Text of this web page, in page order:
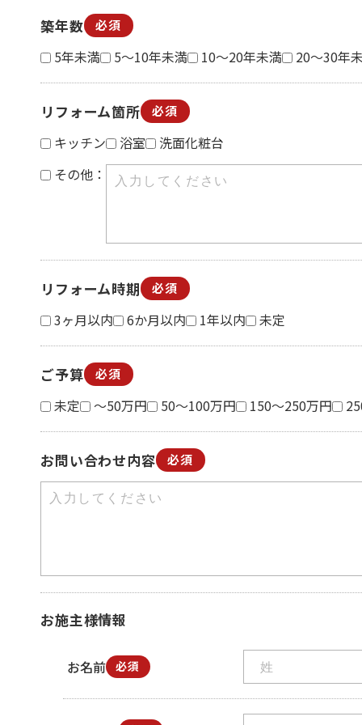
築年数 必須
5年未満 5～10年未満 10～20年未満 20～30年
リフォーム箇所 必須
キッチン 浴室
洗面化粧台
その他：
リフォーム時期 必須
3ヶ月以内 6か月以内 1年以内 未定
ご予算 必須
未定 ～50万円 50～100万円 150～250万円
お問い合わせ内容 必須
お施主様情報
お名前 必須